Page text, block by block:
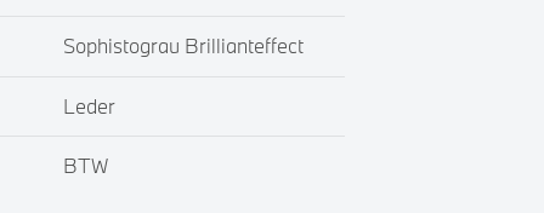
Sophistograu Brillianteffect
Leder
BTW